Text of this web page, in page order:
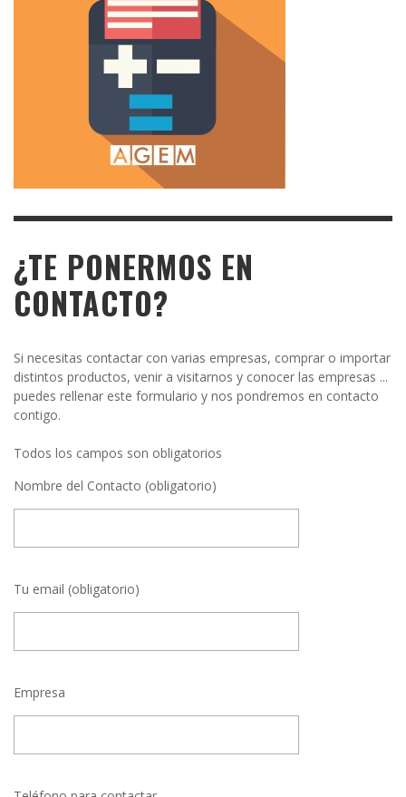
¿TE PONERMOS EN
CONTACTO?
Si necesitas contactar con varias empresas, comprar o importar
distintos productos, venir a visitarnos y conocer las empresas ...
puedes rellenar este formulario y nos pondremos en contacto
contigo.
Todos los campos son obligatorios
Nombre del Contacto (obligatorio)
Tu email (obligatorio)
Empresa